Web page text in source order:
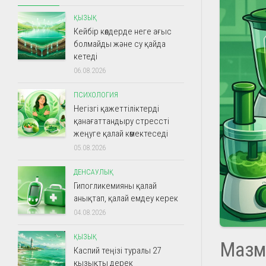
ҚЫЗЫҚ
Кейбір көлдерде неге ағыс
болмайды және су қайда
кетеді
06.08.2026
ПСИХОЛОГИЯ
Негізгі қажеттіліктерді
қанағаттандыру стрессті
жеңуге қалай көмектеседі
05.08.2026
ДЕНСАУЛЫҚ
Гипогликемияны қалай
анықтап, қалай емдеу керек
04.08.2026
ҚЫЗЫҚ
Каспий теңізі туралы 27
қызықты дерек